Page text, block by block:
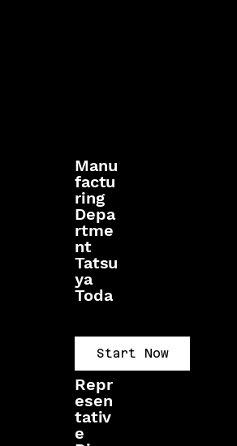
Manu
factu
ring
Depa
rtme
nt
Tatsu
ya
Toda
Start Now
Repr
esen
tativ
e